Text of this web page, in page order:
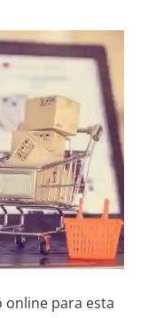
online para esta